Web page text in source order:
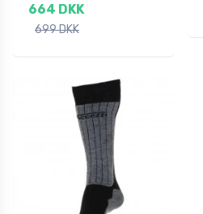
664 DKK
699 DKK